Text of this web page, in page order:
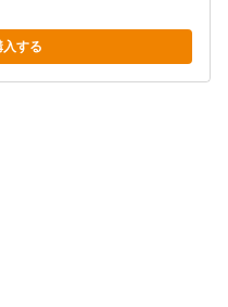
JapanTechnology
する